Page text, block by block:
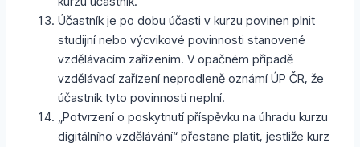
Účastník je po dobu účasti v kurzu povinen plnit
studijní nebo výcvikové povinnosti stanovené
vzdělávacím zařízením. V opačném případě
vzdělávací zařízení neprodleně oznámí ÚP ČR, že
účastník tyto povinnosti neplní.
„Potvrzení o poskytnutí příspěvku na úhradu kurzu
digitálního vzdělávání“ přestane platit, jestliže kurz